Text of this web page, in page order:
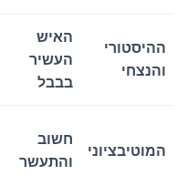
ההיסטורי
והנצחי
האיש
העשיר
בבבל
המוטיבציוני
חשוב
והתעשר